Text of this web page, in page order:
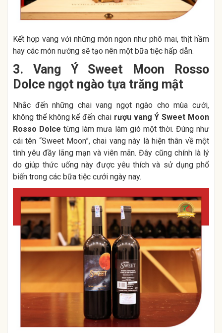
Kết hợp vang với những món ngon như phô mai, thịt hầm
hay các món nướng sẽ tạo nên một bữa tiệc hấp dẫn.
3. Vang Ý Sweet Moon Rosso
Dolce ngọt ngào tựa trăng mật
Nhắc đến những chai vang ngọt ngào cho mùa cưới,
không thể không kể đến chai rượu vang Ý Sweet Moon
Rosso Dolce từng làm mưa làm gió một thời. Đúng như
cái tên “Sweet Moon”, chai vang này là hiện thân về một
tình yêu đầy lãng mạn và viên mãn. Đây cũng chính là lý
do giúp thức uống này được yêu thích và sử dụng phổ
biến trong các bữa tiệc cưới ngày nay.